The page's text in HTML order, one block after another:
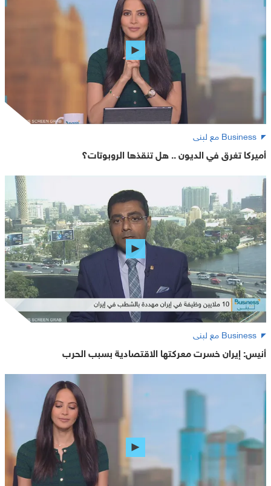
Business مع لبنى
أميركا تغرق في الديون .. هل تنقذها الروبوتات؟
Business مع لبنى
أنيس: إيران خسرت معركتها الاقتصادية بسبب الحرب